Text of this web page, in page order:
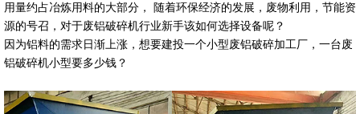
用量约占冶炼用料的大部分， 随着环保经济的发展，废物利用，节能资
源的号召，对于废铝破碎机行业新手该如何选择设备呢？
因为铝料的需求日渐上涨，想要建投一个小型废铝破碎加工厂，一台废
铝破碎机小型要多少钱？